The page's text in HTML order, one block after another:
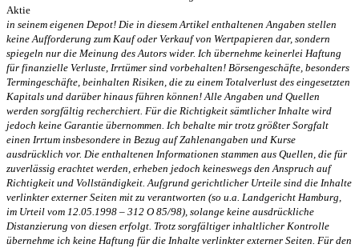
Aktie
in seinem eigenen Depot! Die in diesem Artikel enthaltenen Angaben stellen
keine Aufforderung zum Kauf oder Verkauf von Wertpapieren dar, sondern
spiegeln nur die Meinung des Autors wider. Ich übernehme keinerlei Haftung
für finanzielle Verluste, Irrtümer sind vorbehalten! Börsengeschäfte, besonders
Termingeschäfte, beinhalten Risiken, die zu einem Totalverlust des eingesetzten
Kapitals und darüber hinaus führen können! Alle Angaben und Quellen
werden sorgfältig recherchiert. Für die Richtigkeit sämtlicher Inhalte wird
jedoch keine Garantie übernommen. Ich behalte mir trotz größter Sorgfalt
einen Irrtum insbesondere in Bezug auf Zahlenangaben und Kurse
ausdrücklich vor. Die enthaltenen Informationen stammen aus Quellen, die für
zuverlässig erachtet werden, erheben jedoch keineswegs den Anspruch auf
Richtigkeit und Vollständigkeit. Aufgrund gerichtlicher Urteile sind die Inhalte
verlinkter externer Seiten mit zu verantworten (so u.a. Landgericht Hamburg,
im Urteil vom 12.05.1998 – 312 O 85/98), solange keine ausdrückliche
Distanzierung von diesen erfolgt. Trotz sorgfältiger inhaltlicher Kontrolle
übernehme ich keine Haftung für die Inhalte verlinkter externer Seiten. Für den